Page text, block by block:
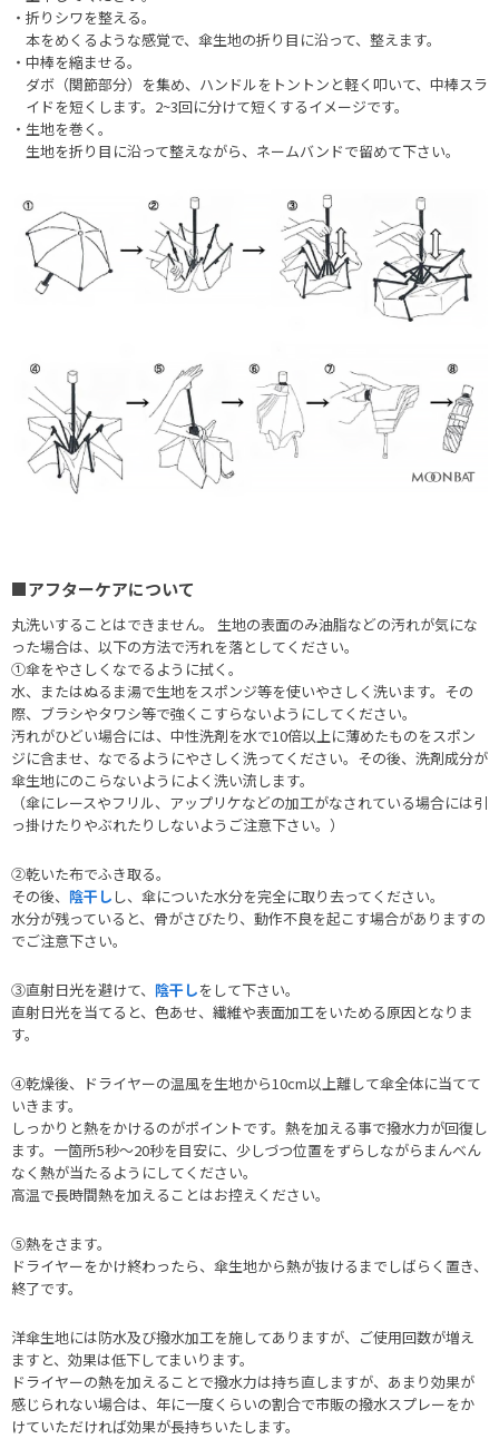
・折りシワを整える。
本をめくるような感覚で、傘生地の折り目に沿って、整えます。
・中棒を縮ませる。
ダボ（関節部分）を集め、ハンドルをトントンと軽く叩いて、中棒スラ
イドを短くします。2~3回に分けて短くするイメージです。
・生地を巻く。
生地を折り目に沿って整えながら、ネームバンドで留めて下さい。
■アフターケアについて
丸洗いすることはできません。 生地の表面のみ油脂などの汚れが気にな
った場合は、以下の方法で汚れを落としてください。
①傘をやさしくなでるように拭く。
水、またはぬるま湯で生地をスポンジ等を使いやさしく洗います。その
際、ブラシやタワシ等で強くこすらないようにしてください。
汚れがひどい場合には、中性洗剤を水で10倍以上に薄めたものをスポン
ジに含ませ、なでるようにやさしく洗ってください。その後、洗剤成分が
傘生地にのこらないようによく洗い流します。
（傘にレースやフリル、アップリケなどの加工がなされている場合には引
っ掛けたりやぶれたりしないようご注意下さい。）
②乾いた布でふき取る。
その後、 陰干し し、傘についた水分を完全に取り去ってください。
水分が残っていると、骨がさびたり、動作不良を起こす場合がありますの
でご注意下さい。
③直射日光を避けて、 陰干しをして下さい。
直射日光を当てると、色あせ、繊維や表面加工をいためる原因となりま
す。
④乾燥後、ドライヤーの温風を生地から10cm以上離して傘全体に当てて
いきます。
しっかりと熱をかけるのがポイントです。熱を加える事で撥水力が回復し
ます。一箇所5秒～20秒を目安に、少しづつ位置をずらしながらまんべん
なく熱が当たるようにしてください。
高温で長時間熱を加えることはお控えください。
⑤熱をさます。
ドライヤーをかけ終わったら、傘生地から熱が抜けるまでしばらく置き、
終了です。
洋傘生地には防水及び撥水加工を施してありますが、ご使用回数が増え
ますと、効果は低下してまいります。
ドライヤーの熱を加えることで撥水力は持ち直しますが、あまり効果が
感じられない場合は、年に一度くらいの割合で市販の撥水スプレーをか
けていただければ効果が長持ちいたします。